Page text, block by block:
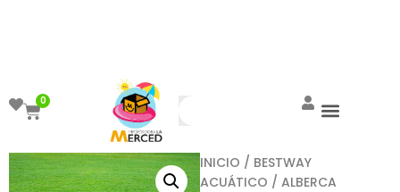
0
INICIO / BESTWAY
ACUÁTICO / ALBERCA